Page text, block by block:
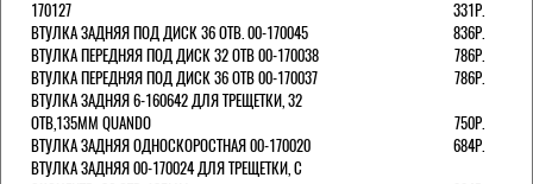
170127
331Р.
ВТУЛКА ЗАДНЯЯ ПОД ДИСК 36 ОТВ. 00-170045
836Р.
ВТУЛКА ПЕРЕДНЯЯ ПОД ДИСК 32 ОТВ 00-170038
786Р.
ВТУЛКА ПЕРЕДНЯЯ ПОД ДИСК 36 ОТВ 00-170037
786Р.
ВТУЛКА ЗАДНЯЯ 6-160642 ДЛЯ ТРЕЩЕТКИ, 32
ОТВ,135ММ QUANDO
750Р.
ВТУЛКА ЗАДНЯЯ ОДНОСКОРОСТНАЯ 00-170020
684Р.
ВТУЛКА ЗАДНЯЯ 00-170024 ДЛЯ ТРЕЩЕТКИ, С